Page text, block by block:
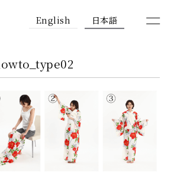
English 日本語